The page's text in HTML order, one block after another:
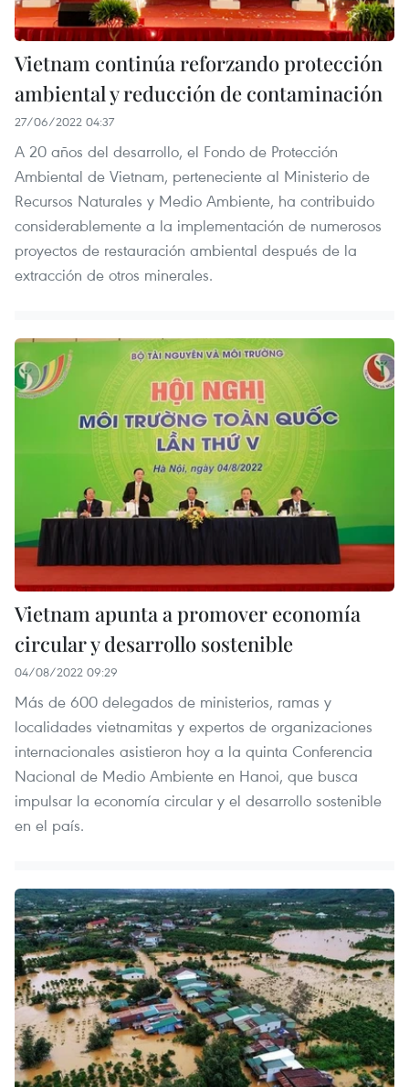
Vietnam continúa reforzando protección
ambiental y reducción de contaminación
27/06/2022 04:37
A 20 años del desarrollo, el Fondo de Protección
Ambiental de Vietnam, perteneciente al Ministerio de
Recursos Naturales y Medio Ambiente, ha contribuido
considerablemente a la implementación de numerosos
proyectos de restauración ambiental después de la
extracción de otros minerales.
Vietnam apunta a promover economía
circular y desarrollo sostenible
04/08/2022 09:29
Más de 600 delegados de ministerios, ramas y
localidades vietnamitas y expertos de organizaciones
internacionales asistieron hoy a la quinta Conferencia
Nacional de Medio Ambiente en Hanoi, que busca
impulsar la economía circular y el desarrollo sostenible
en el país.